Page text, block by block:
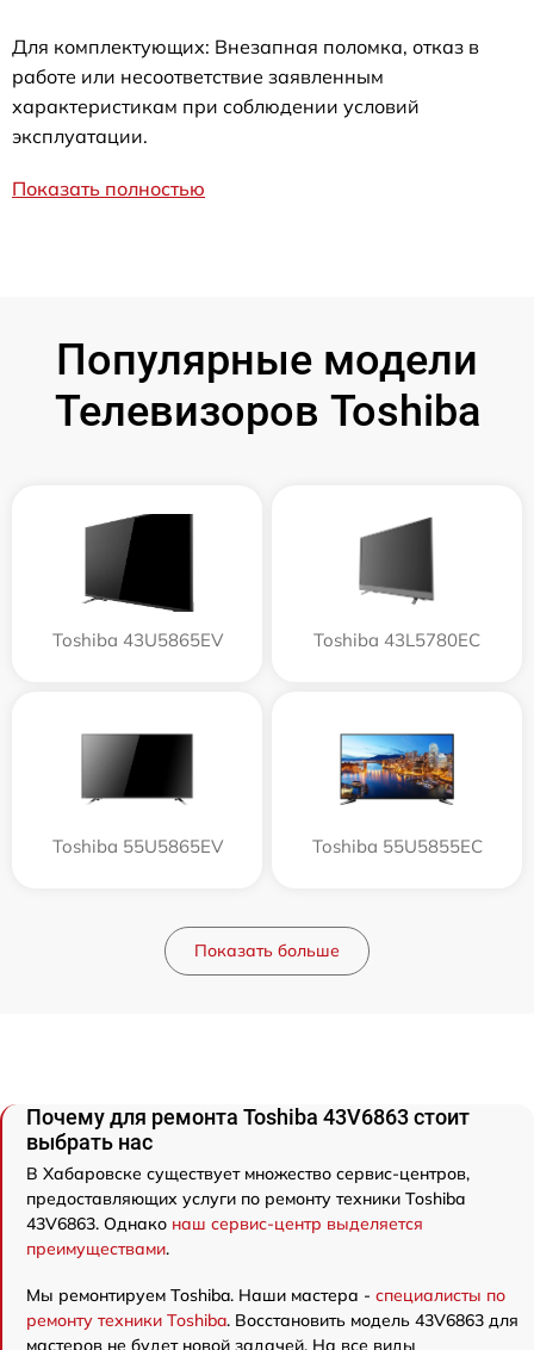
Для комплектующих: Внезапная поломка, отказ в
работе или несоответствие заявленным
характеристикам при соблюдении условий
эксплуатации.
Показать полностью
Популярные модели
Телевизоров Toshiba
Toshiba 43U5865EV Toshiba 43L5780EC
Toshiba 55U5865EV Toshiba 55U5855EC
Показать больше
Почему для ремонта Toshiba 43V6863 стоит
выбрать нас
В Хабаровске существует множество сервис-центров,
предоставляющих услуги по ремонту техники Toshiba
43V6863. Однако наш сервис-центр выделяется
преимуществами.
Мы ремонтируем Toshiba. Наши мастера - специалисты по
ремонту техники Toshiba. Восстановить модель 43V6863 для
мастеров не будет новой задачей. На все виды